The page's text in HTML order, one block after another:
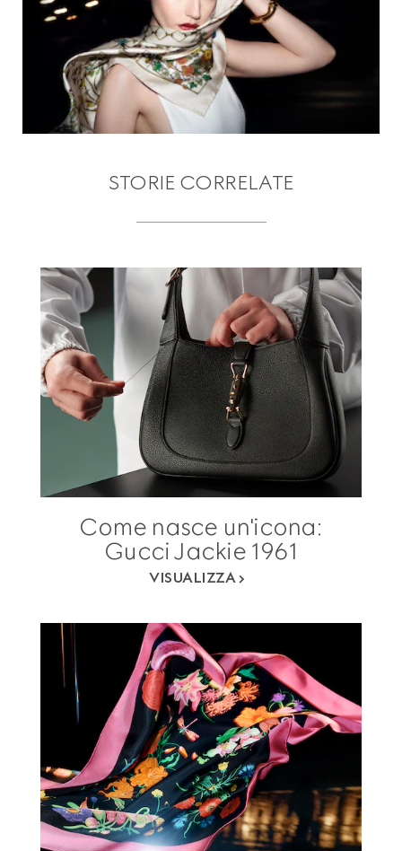
STORIE CORRELATE
Come nasce un'icona:
Gucci Jackie 1961
VISUALIZZA